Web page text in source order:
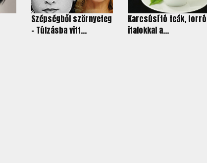
Szépségből szörnyeteg
– Túlzásba vitt...
Karcsúsító teák, forró
italokkal a...